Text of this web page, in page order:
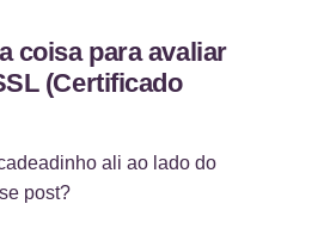
coisa para avaliar
(Certificado
ali ao lado do
post?